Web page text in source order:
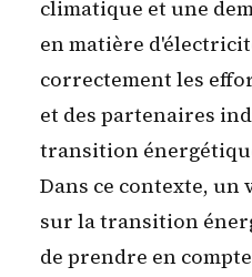
climatique et une
en matière
correctement les
et des partenaires
transition
Dans ce contexte,
sur la transition
de prendre en